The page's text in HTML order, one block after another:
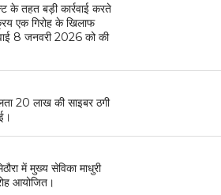
के तहत बड़ी कार्रवाई करते
एक गिरोह के खिलाफ
8 जनवरी 2026 को की
20 लाख की साइबर ठगी
में मुख्य सेविका माधुरी
आयोजित।